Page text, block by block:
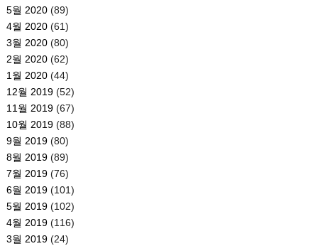
5월 2020(89)
4월 2020(61)
3월 2020(80)
2월 2020(62)
1월 2020(44)
12월 2019(52)
11월 2019(67)
10월 2019(88)
9월 2019(80)
8월 2019(89)
7월 2019(76)
6월 2019(101)
5월 2019(102)
4월 2019(116)
3월 2019(24)